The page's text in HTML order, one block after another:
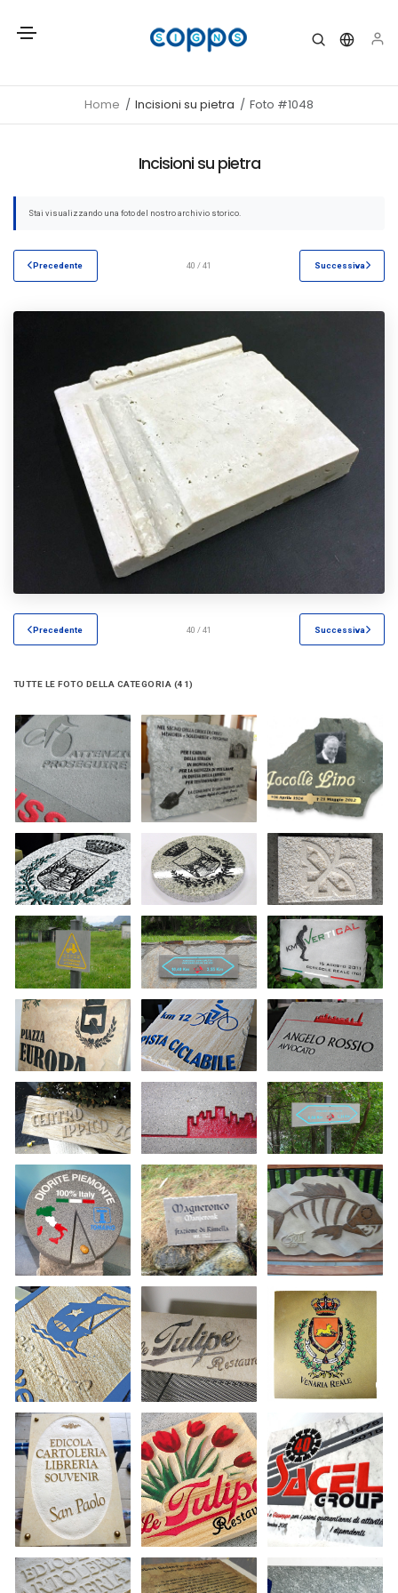
Home Incisioni su pietra Foto #1048
Incisioni su pietra
Stai visualizzando una foto del nostro archivio storico.
Precedente 40 / 41 Successiva
Precedente 40 / 41 Successiva
TUTTE LE FOTO DELLA CATEGORIA (41)